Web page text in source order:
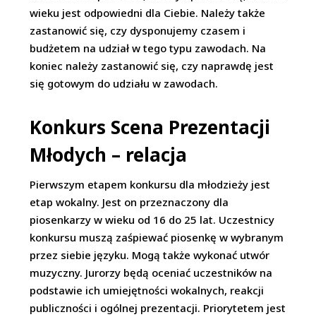
wieku jest odpowiedni dla Ciebie. Należy także
zastanowić się, czy dysponujemy czasem i
budżetem na udział w tego typu zawodach. Na
koniec należy zastanowić się, czy naprawdę jest
się gotowym do udziału w zawodach.
Konkurs Scena Prezentacji
Młodych – relacja
Pierwszym etapem konkursu dla młodzieży jest
etap wokalny. Jest on przeznaczony dla
piosenkarzy w wieku od 16 do 25 lat. Uczestnicy
konkursu muszą zaśpiewać piosenkę w wybranym
przez siebie języku. Mogą także wykonać utwór
muzyczny. Jurorzy będą oceniać uczestników na
podstawie ich umiejętności wokalnych, reakcji
publiczności i ogólnej prezentacji. Priorytetem jest